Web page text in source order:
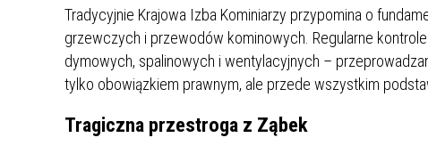
PODATKI LOKALNE –
PODSTAWOWE INFORMACJE,
STAWKI I FORMULARZE
LINEARNY
INFORMACJE ZUS
I ST. IM.
DOTACJE DLA NIEPUBLICZNYCH
SZKÓŁ I PRZEDSZKOLI W
BĘDZINIE
Tradycyjnie Krajowa Izba Kominiarzy przypomina o
grzewczych i przewodów kominowych. Regularne
dymowych, spalinowych i wentylacyjnych –
tylko obowiązkiem prawnym, ale przede wszystkim
Tragiczna przestroga z Ząbek